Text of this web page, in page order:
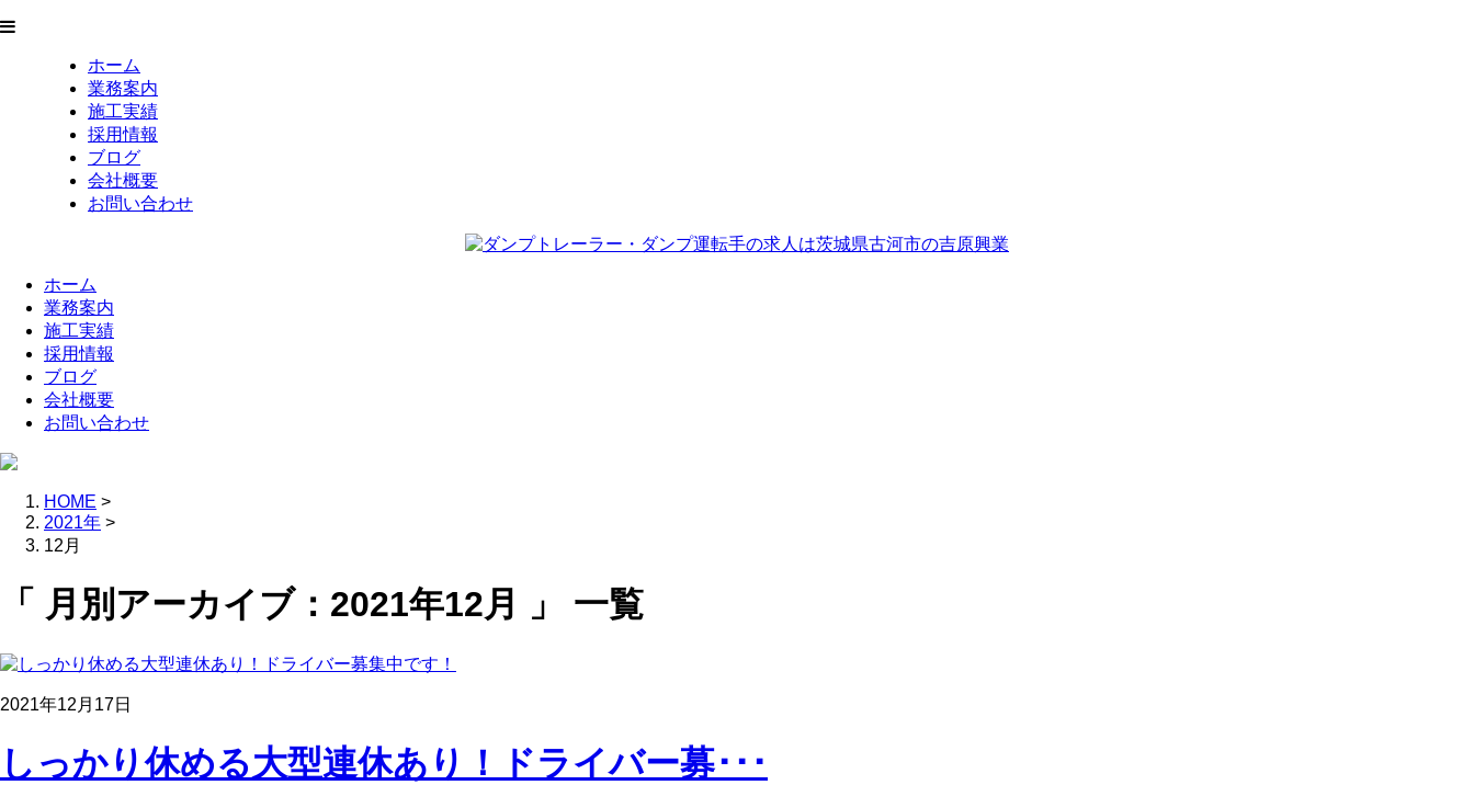
ホーム
業務案内
施工実績
採用情報
ブログ
会社概要
お問い合わせ
ホーム
業務案内
施工実績
採用情報
ブログ
会社概要
お問い合わせ
HOME >
2021年 >
12月
「 月別アーカイブ：2021年12月 」 一覧
2021年12月17日
しっかり休める大型連休あり！ドライバー募･･･